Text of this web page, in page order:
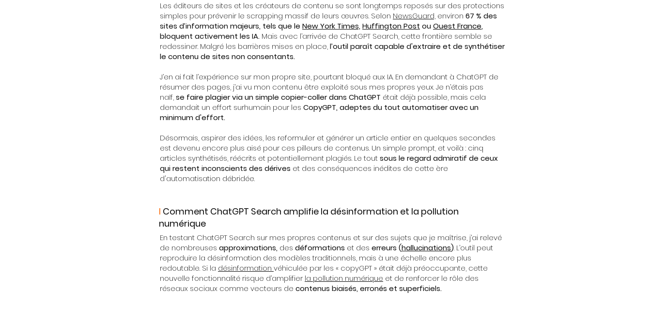
Les éditeurs de sites et les créateurs de contenu se sont longtemps reposés sur des protections
simples pour prévenir le scrapping massif de leurs œuvres. Selon NewsGuard, environ 67 % des
sites d’information majeurs, tels que le New York Times, Huffington Post ouOuest France,
bloquent activement les IA. Mais avec l’arrivée de ChatGPT Search, cette frontière semble se
redessiner. Malgré les barrières mises en place,l’outil paraît capable d'extraire et de synthétiser
le contenu de sites non consentants.
J’en ai fait l’expérience sur mon propre site, pourtant bloqué aux IA. En demandant à ChatGPT de
résumer des pages, j’ai vu mon contenu être exploité sous mes propres yeux. Je n’étais pas
naïf,se faire plagier via un simple copier-coller dans ChatGPT était déjà possible, mais cela
demandait un effort surhumain pour les CopyGPT, adeptes du tout automatiser avec un
minimum d'effort.
Désormais, aspirer des idées, les reformuler et générer un article entier en quelques secondes
est devenu encore plus aisé pour ces pilleurs de contenus. Un simple prompt, et voilà : cinq
articles synthétisés, réécrits et potentiellement plagiés. Le toutsous le regard admiratif de ceux
qui restent inconscients des dérives et des conséquences inédites de cette ère
d'automatisation débridée.
I Comment ChatGPT Search amplifie la désinformation et la pollution
numérique
En testant ChatGPT Search sur mes propres contenus et sur des sujets que je maîtrise, j’ai relevé
de nombreuses approximations, des déformations et des erreurs (hallucinations). L’outil peut
reproduire la désinformation des modèles traditionnels, mais à une échelle encore plus
redoutable. Si la désinformation véhiculée par les « copyGPT » était déjà préoccupante, cette
nouvelle fonctionnalité risque d’amplifier la pollution numérique et de renforcer le rôle des
réseaux sociaux comme vecteurs de contenus biaisés, erronés et superficiels.